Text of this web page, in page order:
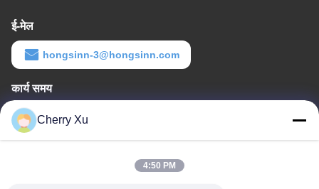
ई-मेल
hongsinn-3@hongsinn.com
कार्य समय
8:30-22:30
हमारा पता
Cherry Xu
4:50 PM